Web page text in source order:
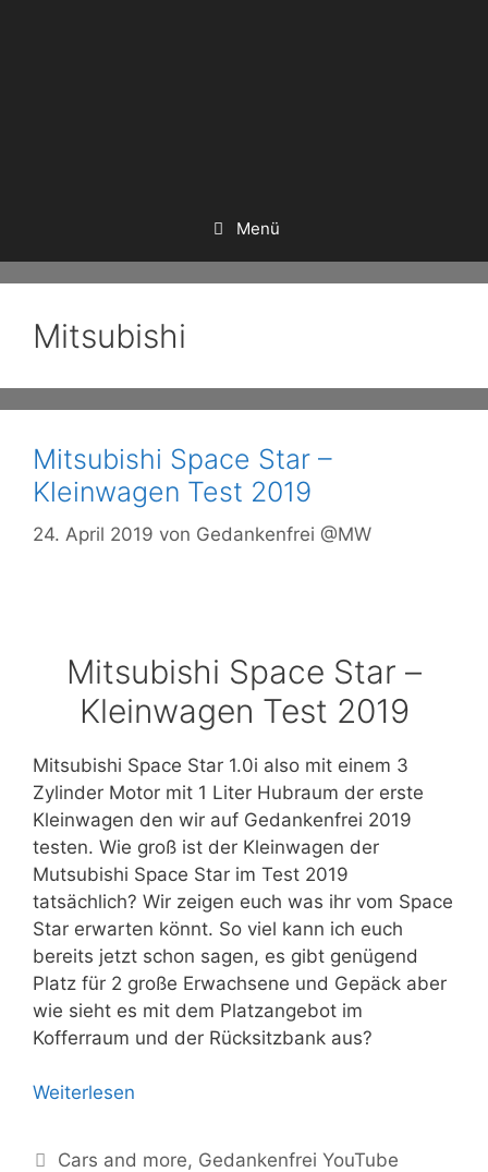
Menü
Mitsubishi
Mitsubishi Space Star –
Kleinwagen Test 2019
24. April 2019 von Gedankenfrei @MW
Mitsubishi Space Star –
Kleinwagen Test 2019
Mitsubishi Space Star 1.0i also mit einem 3
Zylinder Motor mit 1 Liter Hubraum der erste
Kleinwagen den wir auf Gedankenfrei 2019
testen. Wie groß ist der Kleinwagen der
Mutsubishi Space Star im Test 2019
tatsächlich? Wir zeigen euch was ihr vom Space
Star erwarten könnt. So viel kann ich euch
bereits jetzt schon sagen, es gibt genügend
Platz für 2 große Erwachsene und Gepäck aber
wie sieht es mit dem Platzangebot im
Kofferraum und der Rücksitzbank aus?
Weiterlesen
Kategorien
Cars and more, Gedankenfrei YouTube